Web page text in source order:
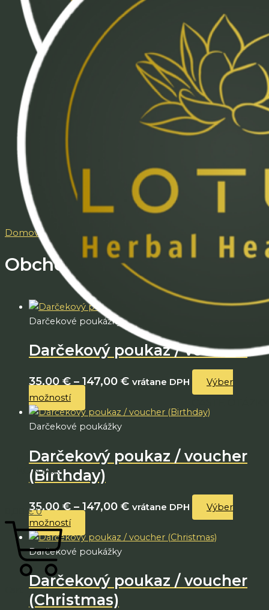
KONTAKT
€ 0
Domov / Obchod
Obchod
Darčekové poukážky
Darčekový poukaz / voucher
35,00 € – 147,00 € vrátane DPH
Výber
možností
Darčekové poukážky
Darčekový poukaz / voucher
(Birthday)
35,00 € – 147,00 € vrátane DPH
Výber
možností
Darčekové poukážky
Darčekový poukaz / voucher
(Christmas)